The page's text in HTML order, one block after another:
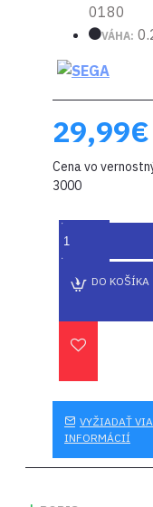
0180
VÁHA:
29,99€
Cena vo
3000
DO KOŠÍKA
VYŽIADAŤ
INFORMÁCIÍ